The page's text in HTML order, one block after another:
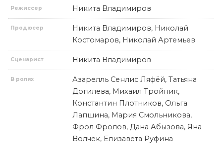
Режиссер Никита Владимиров
Продюсер
Никита Владимиров, Николай
Костомаров, Николай Артемьев
Сценарист Никита Владимиров
В ролях
Азарелль Сенлис Ляфёй, Татьяна
Догилева, Михаил Тройник,
Константин Плотников, Ольга
Лапшина, Мария Смольникова,
Фрол Фролов, Дана Абызова, Яна
Волчек, Елизавета Руфина